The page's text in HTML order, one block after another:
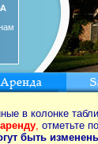
в колонке
, отметьте
быть